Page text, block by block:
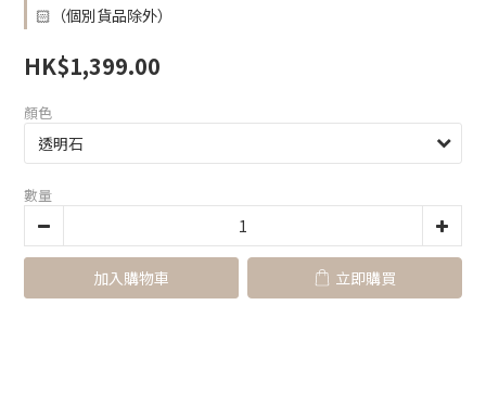
🏻（個別貨品除外）
HK$1,399.00
顏色
數量
加入購物車 立即購買